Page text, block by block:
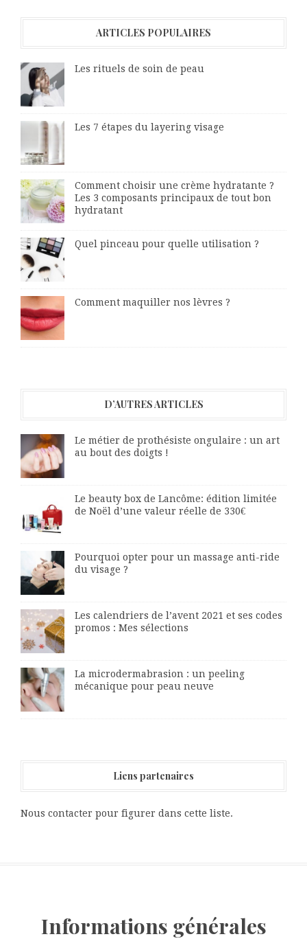
ARTICLES POPULAIRES
Les rituels de soin de peau
Les 7 étapes du layering visage
Comment choisir une crème hydratante ?
Les 3 composants principaux de tout bon
hydratant
Quel pinceau pour quelle utilisation ?
Comment maquiller nos lèvres ?
D’AUTRES ARTICLES
Le métier de prothésiste ongulaire : un art
au bout des doigts !
Le beauty box de Lancôme: édition limitée
de Noël d’une valeur réelle de 330€
Pourquoi opter pour un massage anti-ride
du visage ?
Les calendriers de l’avent 2021 et ses codes
promos : Mes sélections
La microdermabrasion : un peeling
mécanique pour peau neuve
Liens partenaires
Nous contacter pour figurer dans cette liste.
Informations générales